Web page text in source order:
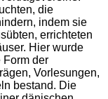
die
indem sie
errichteten
Hier wurde
Form der
Vorlesungen,
bestand. Die